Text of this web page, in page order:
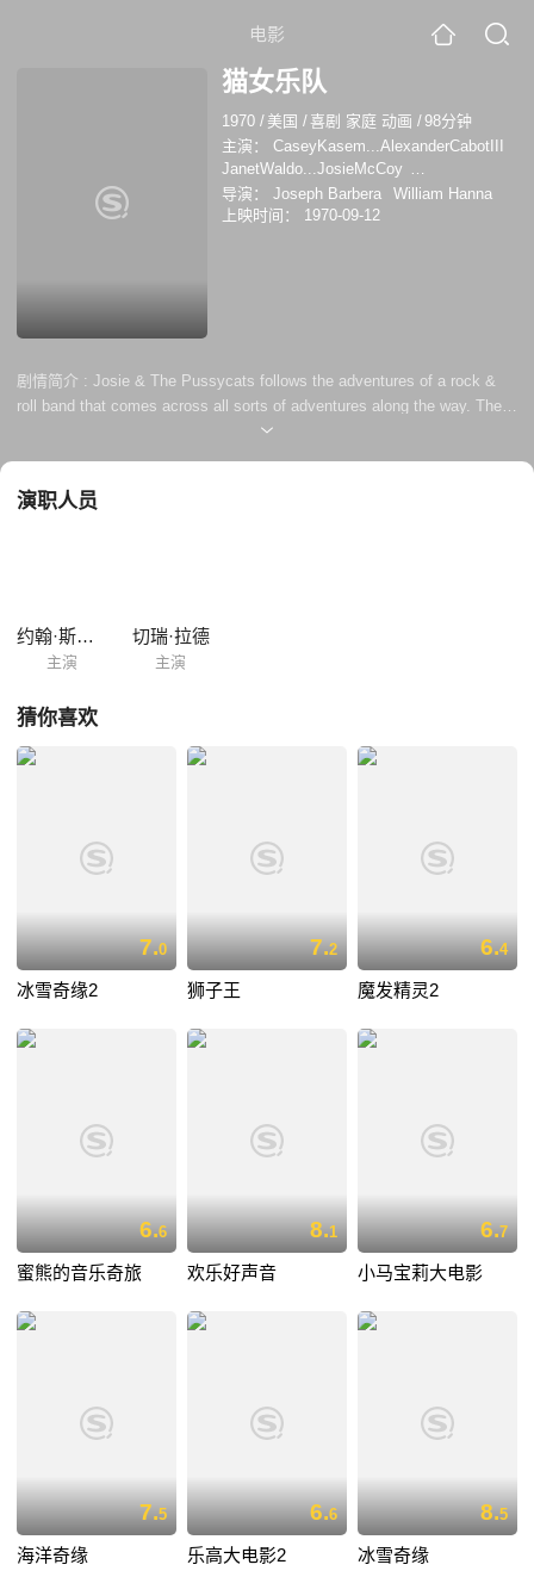
电影
猫女乐队
1970 / 美国 /喜剧 家庭 动画 /98分钟
主演：
CaseyKasem...AlexanderCabotIII
JanetWaldo...JosieMcCoy
CherylLadd...MelodyValentine
道斯·巴特
勒
Patrice Holloway 唐·梅西克
导演： Joseph Barbera
William Hanna
上映时间：
1970-09-12
剧情简介 : Josie & The Pussycats follows the adventures of a rock &
roll band that comes across all sorts of adventures along the way. The
group consists of Josie, their guitar-playing leader; Valerie, the brilliant
Alexandra, Alexander's pesky sister who const...
演职人员
约翰·斯蒂芬森
主演
切瑞·拉德
主演
猜你喜欢
7.0
冰雪奇缘2
7.2
狮子王
6.4
魔发精灵2
6.6
蜜熊的音乐奇旅
8.1
欢乐好声音
6.7
小马宝莉大电影
7.5
海洋奇缘
6.6
乐高大电影2
8.5
冰雪奇缘